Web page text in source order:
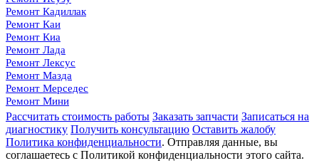
Ремонт Кадиллак
Ремонт Каи
Ремонт Киа
Ремонт Лада
Ремонт Лексус
Ремонт Мазда
Ремонт Мерседес
Ремонт Мини
Ремонт Митсубиси
Ремонт Ниссан
Ремонт Омода
Ремонт Опель
Рассчитать стоимость работы Заказать запчасти Записаться на
диагностику Получить консультацию Оставить жалобу
Политика конфиденциальности. Отправляя данные, вы
соглашаетесь с Политикой конфиденциальности этого сайта.